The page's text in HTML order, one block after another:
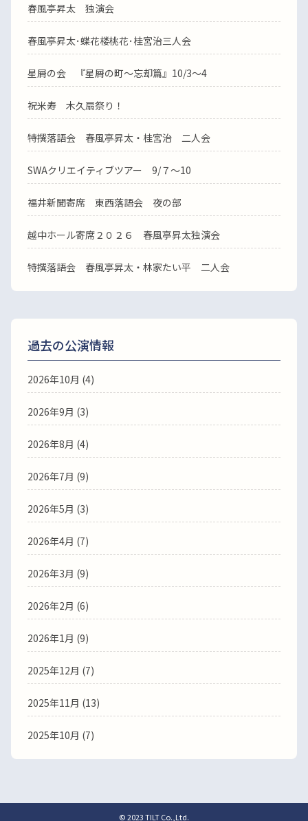
春風亭昇太 独演会
春風亭昇太･蝶花楼桃花･桂宮治三人会
星屑の会 『星屑の町～忘却篇』10/3～4
祝米寿 木久扇祭り！
特撰落語会 春風亭昇太・桂宮治 二人会
SWAクリエイティブツアー 9/７～10
福井新聞寄席 東西落語会 夜の部
越中ホール寄席２０２６ 春風亭昇太独演会
特撰落語会 春風亭昇太・林家たい平 二人会
過去の公演情報
2026年10月 (4)
2026年9月 (3)
2026年8月 (4)
2026年7月 (9)
2026年5月 (3)
2026年4月 (7)
2026年3月 (9)
2026年2月 (6)
2026年1月 (9)
2025年12月 (7)
2025年11月 (13)
2025年10月 (7)
© 2023 TILT Co.,Ltd.